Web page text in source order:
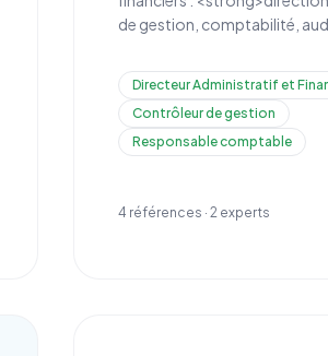
de gestion, comptabilité,
capables de piloter la
votre organisation.
Directeur Administratif et
Contrôleur de gestion
Responsable comptable
4 références ·2 experts